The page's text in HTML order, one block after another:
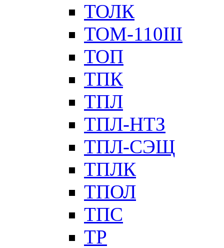
ТОЛК
ТОМ-110III
ТОП
ТПК
ТПЛ
ТПЛ-НТЗ
ТПЛ-СЭЩ
ТПЛК
ТПОЛ
ТПС
ТР